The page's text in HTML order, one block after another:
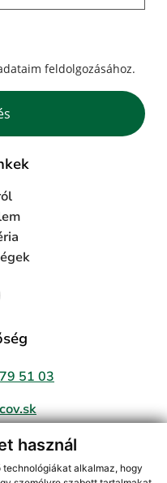
használ
alkalmaz, hogy
feldolgozásához.
51 03